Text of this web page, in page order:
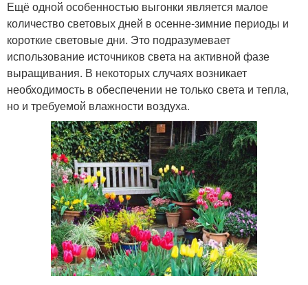
Ещё одной особенностью выгонки является малое
количество световых дней в осенне-зимние периоды и
короткие световые дни. Это подразумевает
использование источников света на активной фазе
выращивания. В некоторых случаях возникает
необходимость в обеспечении не только света и тепла,
но и требуемой влажности воздуха.